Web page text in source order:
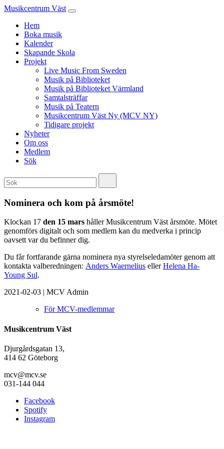
Musikcentrum Väst
Hem
Boka musik
Kalender
Skapande Skola
Projekt
Live Music From Sweden
Musik på Biblioteket
Musik på Biblioteket Värmland
Samtalsträffar
Musik på Teatern
Musikcentrum Väst Ny (MCV NY)
Tidigare projekt
Nyheter
Om oss
Medlem
Sök
Nominera och kom på årsmöte!
Klockan 17 den 15 mars håller Musikcentrum Väst årsmöte. Mötet
genomförs digitalt och som medlem kan du medverka i princip
oavsett var du befinner dig.
Du får fortfarande gärna nominera nya styrelseledamöter genom att
kontakta valberedningen: Anders Waernelius ellerHelena Ha-
Young Sul.
2021-02-03 | MCV Admin
För MCV-medlemmar
Musikcentrum Väst
Djurgårdsgatan 13,
414 62 Göteborg
mcv@mcv.se
031-144 044
Facebook
Spotify
Instagram